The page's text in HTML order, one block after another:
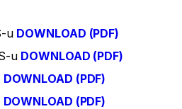
u DOWNLOAD (PDF)
u DOWNLOAD (PDF)
DOWNLOAD (PDF)
DOWNLOAD (PDF)